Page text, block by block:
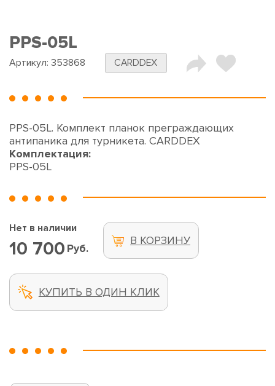
PPS-05L
Артикул: 353868 CARDDEX
PPS-05L. Комплект планок преграждающих
антипаника для турникета. CARDDEX
Комплектация:
PPS-05L
Нет в наличии
10 700 Руб.
В КОРЗИНУ
КУПИТЬ В ОДИН КЛИК